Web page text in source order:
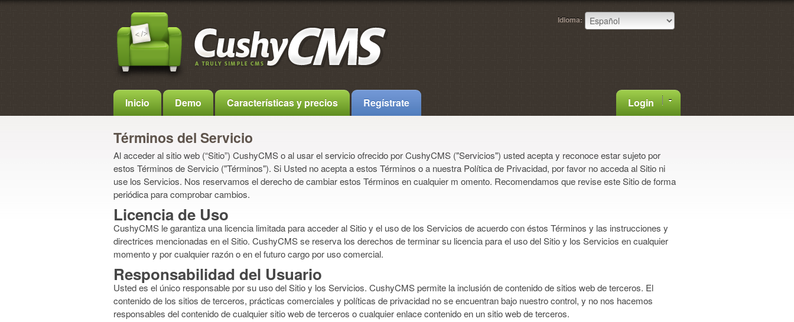
Idioma:
Inicio Demo Características y precios Regístrate Login
Términos del Servicio
Al acceder al sitio web (“Sitio”) CushyCMS o al usar el servicio ofrecido por CushyCMS ("Servicios") usted acepta y reconoce estar sujeto por
estos Términos de Servicio ("Términos"). Si Usted no acepta a estos Términos o a nuestra Política de Privacidad, por favor no acceda al Sitio ni
use los Servicios. Nos reservamos el derecho de cambiar estos Términos en cualquier m omento. Recomendamos que revise este Sitio de forma
periódica para comprobar cambios.
Licencia de Uso
CushyCMS le garantiza una licencia limitada para acceder al Sitio y el uso de los Servicios de acuerdo con éstos Términos y las instrucciones y
directrices mencionadas en el Sitio. CushyCMS se reserva los derechos de terminar su licencia para el uso del Sitio y los Servicios en cualquier
momento y por cualquier razón o en el futuro cargo por uso comercial.
Responsabilidad del Usuario
Usted es el único responsable por su uso del Sitio y los Servicios. CushyCMS permite la inclusión de contenido de sitios web de terceros. El
contenido de los sitios de terceros, prácticas comerciales y políticas de privacidad no se encuentran bajo nuestro control, y no nos hacemos
responsables del contenido de cualquier sitio web de terceros o cualquier enlace contenido en un sitio web de terceros.